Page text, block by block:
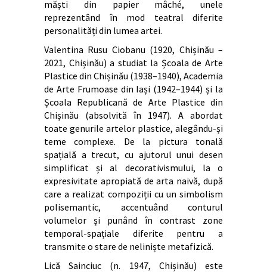
măști din papier mâché, unele
reprezentând în mod teatral diferite
personalități din lumea artei.
Valentina Rusu Ciobanu (1920, Chișinău –
2021, Chișinău) a studiat la Școala de Arte
Plastice din Chișinău (1938–1940), Academia
de Arte Frumoase din Iași (1942–1944) și la
Școala Republicană de Arte Plastice din
Chișinău (absolvită în 1947). A abordat
toate genurile artelor plastice, alegându-și
teme complexe. De la pictura tonală
spațială a trecut, cu ajutorul unui desen
simplificat și al decorativismului, la o
expresivitate apropiată de arta naivă, după
care a realizat compoziții cu un simbolism
polisemantic, accentuând conturul
volumelor și punând în contrast zone
temporal-spațiale diferite pentru a
transmite o stare de neliniște metafizică.
Lică Sainciuc (n. 1947, Chișinău) este